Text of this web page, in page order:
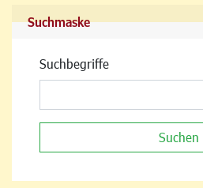
Suchmaske
Suchbegriffe
Suchen